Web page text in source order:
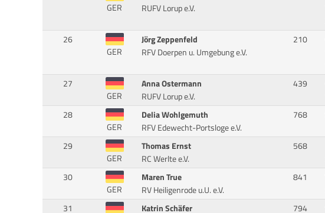
GER
RUFV Lorup e.V.
26
GER
Jörg Zeppenfeld
RFV Doerpen u. Umgebung e.V.
210
27
GER
Anna Ostermann
RUFV Lorup e.V.
439
28
GER
Delia Wohlgemuth
RFV Edewecht-Portsloge e.V.
768
29
GER
Thomas Ernst
RC Werlte e.V.
568
30
GER
Maren True
RV Heiligenrode u.U. e.V.
841
31
Katrin Schäfer 794